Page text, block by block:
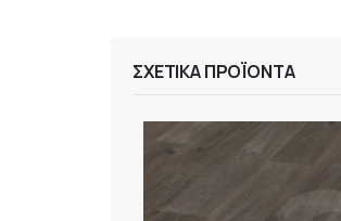
ΣΧΕΤΙΚΆ ΠΡΟΪΌΝΤΑ